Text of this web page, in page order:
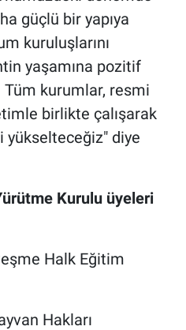
güçlü bir yapıya
kuruluşlarını
yaşamına pozitif
Tüm kurumlar, resmi
birlikte çalışarak
diye
Kurulu üyeleri
Halk Eğitim
Hakları